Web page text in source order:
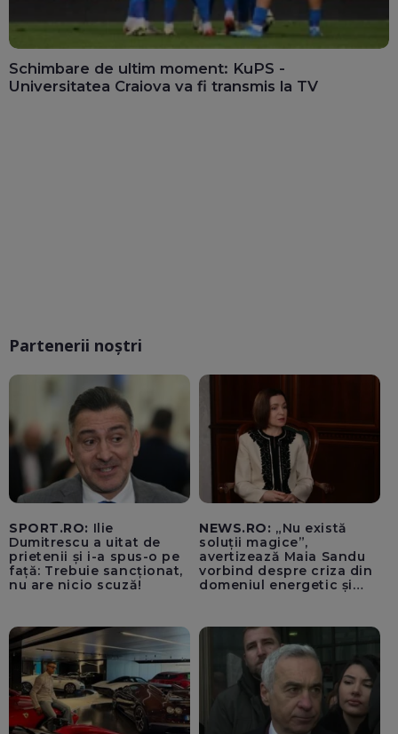
Schimbare de ultim moment: KuPS -
Universitatea Craiova va fi transmis la TV
Partenerii noștri
SPORT.RO: Ilie
Dumitrescu a uitat de
prietenii și i-a spus-o pe
față: Trebuie sancționat,
nu are nicio scuză!
NEWS.RO: „Nu există
soluții magice”,
avertizează Maia Sandu
vorbind despre criza din
domeniul energetic și
economii: „Altfel vom
plăti tarife foarte mari”